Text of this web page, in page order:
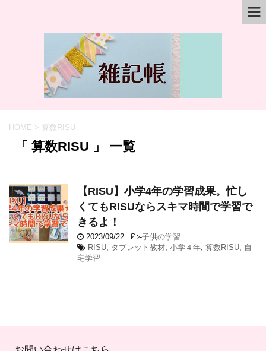
HOME > 算数RISU
「 算数RISU 」 一覧
【RISU】小学4年の学習成果。忙し
くてもRISUならスキマ時間で学習で
きるよ！
2023/09/22 -子供の学習
RISU, タブレット教材, 小学４年, 算数RISU, 自
宅学習